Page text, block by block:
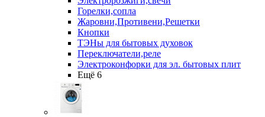
Горелки,сопла
Жаровни,Противени,Решетки
Кнопки
ТЭНы для бытовых духовок
Переключатели,реле
Электроконфорки для эл. бытовых плит
Ещё 6